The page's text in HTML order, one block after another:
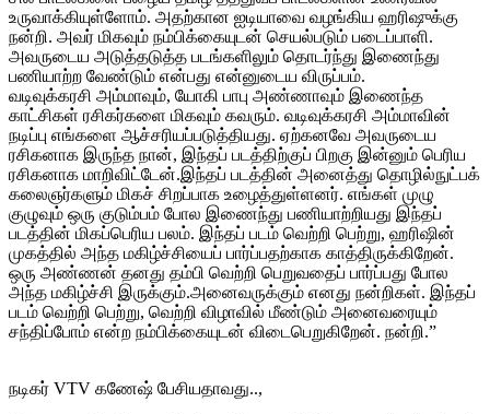
உருவாக்கியுள்ளோம். அதற்கான ஐடியாவை வழங்கிய ஹரிஷுக்கு
நன்றி. அவர் மிகவும் நம்பிக்கையுடன் செயல்படும் படைப்பாளி.
அவருடைய அடுத்தடுத்த படங்களிலும் தொடர்ந்து இணைந்து
பணியாற்ற வேண்டும் என்பது என்னுடைய விருப்பம்.
வடிவுக்கரசி அம்மாவும், யோகி பாபு அண்ணாவும் இணைந்த
காட்சிகள் ரசிகர்களை மிகவும் கவரும். வடிவுக்கரசி அம்மாவின்
நடிப்பு எங்களை ஆச்சரியப்படுத்தியது. ஏற்கனவே அவருடைய
ரசிகனாக இருந்த நான், இந்தப் படத்திற்குப் பிறகு இன்னும் பெரிய
ரசிகனாக மாறிவிட்டேன்.இந்தப் படத்தின் அனைத்து தொழில்நுட்பக்
கலைஞர்களும் மிகச் சிறப்பாக உழைத்துள்ளனர். எங்கள் முழு
குழுவும் ஒரு குடும்பம் போல இணைந்து பணியாற்றியது இந்தப்
படத்தின் மிகப்பெரிய பலம். இந்தப் படம் வெற்றி பெற்று, ஹரிஷின்
முகத்தில் அந்த மகிழ்ச்சியைப் பார்ப்பதற்காக காத்திருக்கிறேன்.
ஒரு அண்ணன் தனது தம்பி வெற்றி பெறுவதைப் பார்ப்பது போல
அந்த மகிழ்ச்சி இருக்கும்.அனைவருக்கும் எனது நன்றிகள். இந்தப்
படம் வெற்றி பெற்று, வெற்றி விழாவில் மீண்டும் அனைவரையும்
சந்திப்போம் என்ற நம்பிக்கையுடன் விடைபெறுகிறேன். நன்றி.”
நடிகர் VTV கணேஷ் பேசியதாவது..,